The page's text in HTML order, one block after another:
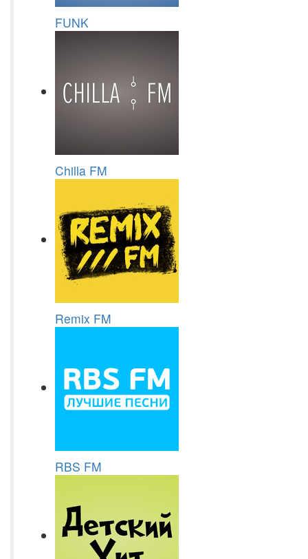
FUNK
Chilla FM
Remix FM
RBS FM